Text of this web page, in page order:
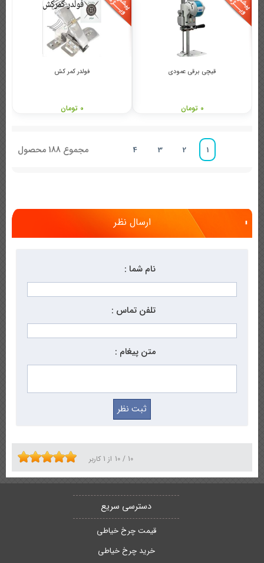
قیچی برقی عمودی
0 تومان
فولدر کمر کش
0 تومان
1
2
3
4 مجموع 188 محصول
ارسال نظر
نام شما :
تلفن تماس :
متن پیغام :
10 / 10 از 1 کاربر
دسترسی سریع
قیمت چرخ خیاطی
خرید چرخ خیاطی